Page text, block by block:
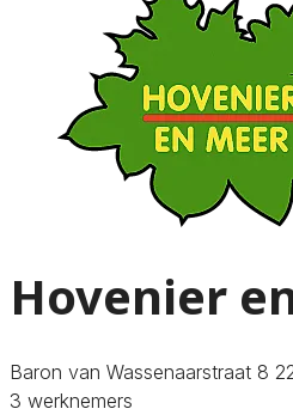
Hovenier
Baron van Wassenaarstraat 8
3 werknemers